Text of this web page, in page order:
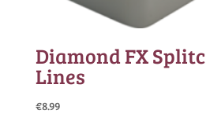
Diamond FX
Lines
€8.99